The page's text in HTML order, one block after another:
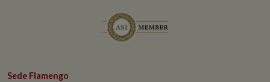
Sede Flamengo